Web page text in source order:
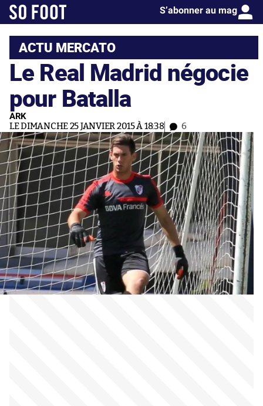
S’abonner au mag
ACTU MERCATO
Le Real Madrid négocie
pour Batalla
ARK
LE DIMANCHE 25 JANVIER 2015 À 18:38 6